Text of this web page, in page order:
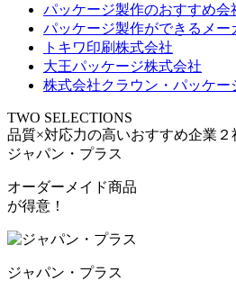
パッケージ製作のおすすめ会
パッケージ製作ができるメー
トキワ印刷株式会社
大王パッケージ株式会社
株式会社クラウン・パッケー
TWO SELECTIONS
品質×対応力の高いおすすめ企業２
ジャパン・プラス
オーダーメイド商品
が得意！
ジャパン・プラス